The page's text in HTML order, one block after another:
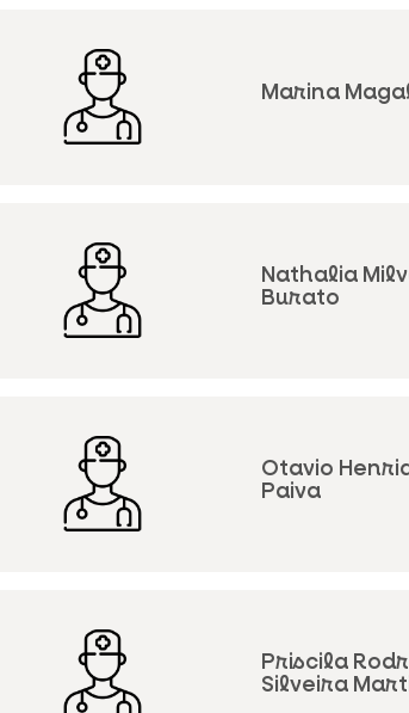
Marina
Nathalia
Burato
Otavio
Paiva
Priscila
Silveira